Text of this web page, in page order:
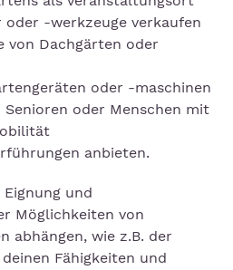
oder -werkzeuge verkaufen
von Dachgärten oder
oder -maschinen
oder Menschen mit
anbieten.
und
Möglichkeiten von
abhängen, wie z.B. der
Fähigkeiten und